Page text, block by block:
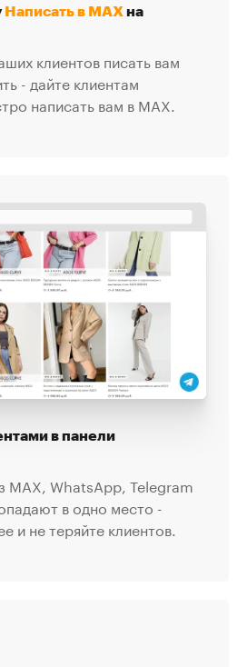
Написать в MAX на
клиентов писать вам
- дайте клиентам
написать вам в MAX.
в панели
MAX, WhatsApp, Telegram
в одно место -
и не теряйте клиентов.